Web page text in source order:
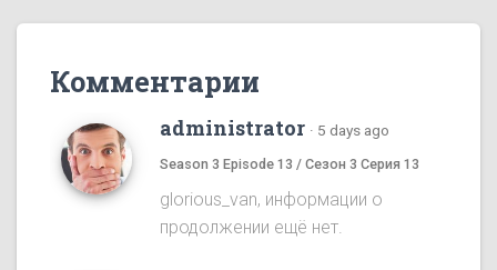
Комментарии
administrator · 5 days ago
Season 3 Episode 13 / Сезон 3 Серия 13
glorious_van, информации о
продолжении ещё нет.